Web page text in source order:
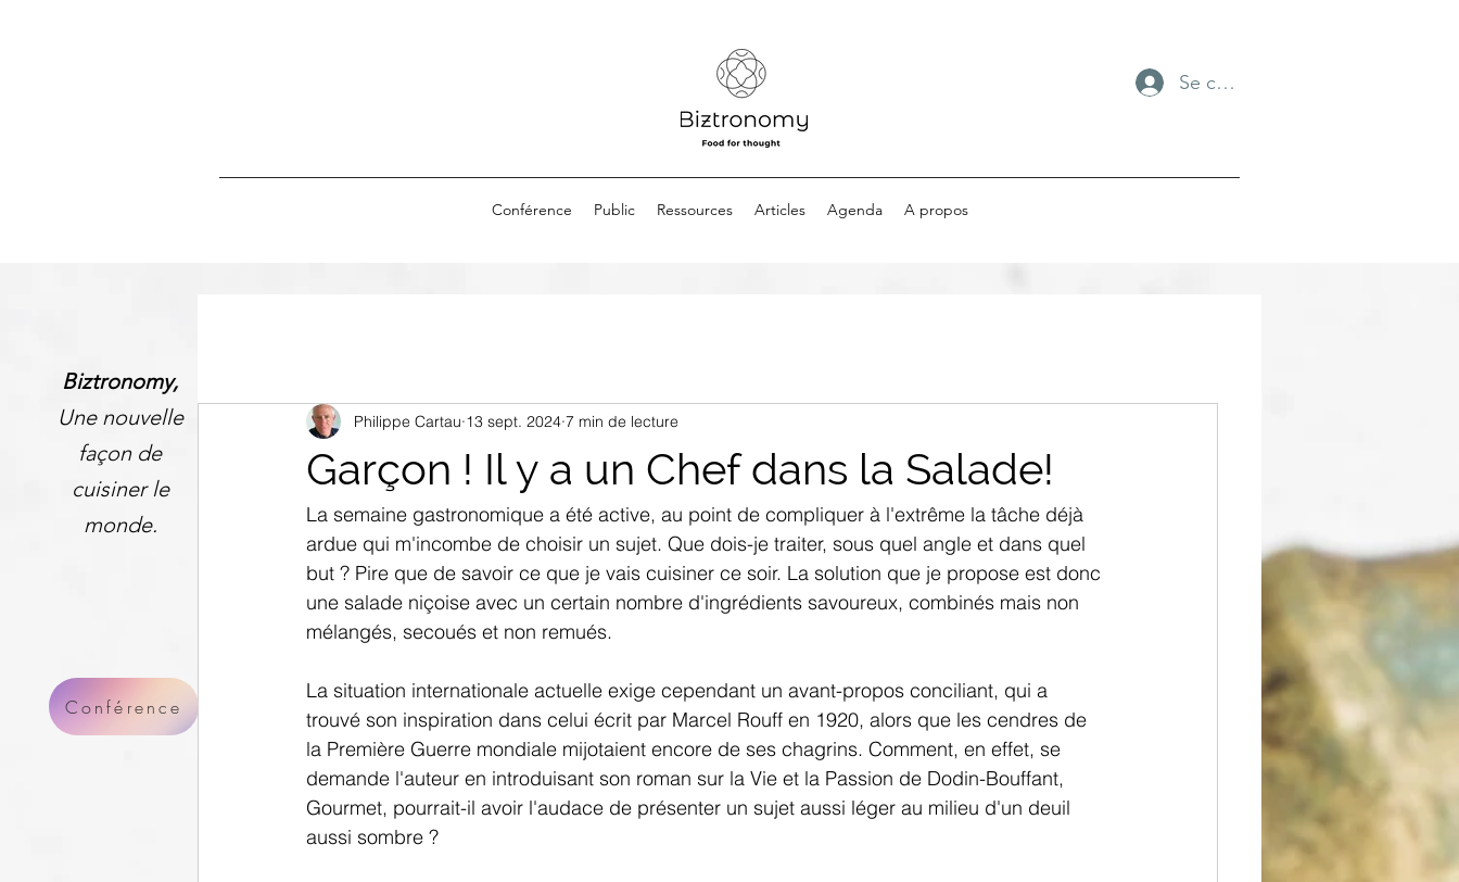
Se connecter
Conférence Public Ressources Articles Agenda A propos
Biztronomy,
Une nouvelle
façon de
cuisiner le
monde.
Garçon ! Il y a un Chef dans la Salade!
Philippe Cartau 13 sept. 2024 7 min de lecture
La semaine gastronomique a été active, au point de compliquer à l'extrême la tâche déjà
ardue qui m'incombe de choisir un sujet. Que dois-je traiter, sous quel angle et dans quel
but ? Pire que de savoir ce que je vais cuisiner ce soir. La solution que je propose est donc
une salade niçoise avec un certain nombre d'ingrédients savoureux, combinés mais non
mélangés, secoués et non remués.
La situation internationale actuelle exige cependant un avant-propos conciliant, qui a
trouvé son inspiration dans celui écrit par Marcel Rouff en 1920, alors que les cendres de
la Première Guerre mondiale mijotaient encore de ses chagrins. Comment, en effet, se
demande l'auteur en introduisant son roman sur la Vie et la Passion de Dodin-Bouffant,
Gourmet, pourrait-il avoir l'audace de présenter un sujet aussi léger au milieu d'un deuil
aussi sombre ?
Conférence